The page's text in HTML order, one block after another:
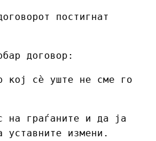
постигнат
договор:
кој сè уште не сме го
на граѓаните и да ја
уставните измени.